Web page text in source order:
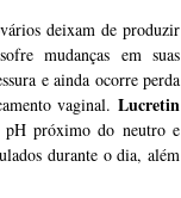
deixam de produzir
mudanças em suas
e ainda ocorre perda
vaginal. Lucretin
pH próximo do neutro e
durante o dia, além